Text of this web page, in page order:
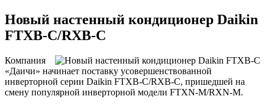
Новый настенный кондиционер Daikin
FTXB-C/RXB-C
Компания
«Даичи» начинает поставку усовершенствованной
инверторной серии Daikin FTXB-C/RXB-C, пришедшей на
смену популярной инверторной модели FTXN-M/RXN-M.